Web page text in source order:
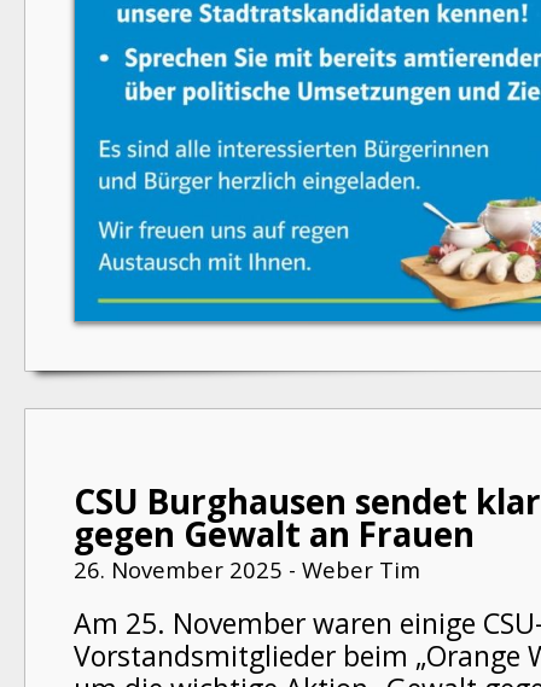
CSU Burghausen sendet
gegen Gewalt an Frauen
26. November 2025 - Weber Tim
Am 25. November waren einige
Vorstandsmitglieder beim „Orange